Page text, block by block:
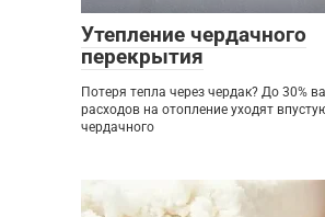
Утепление чердачного
перекрытия
Потеря тепла через чердак? До 30%
расходов на отопление уходят
чердачного